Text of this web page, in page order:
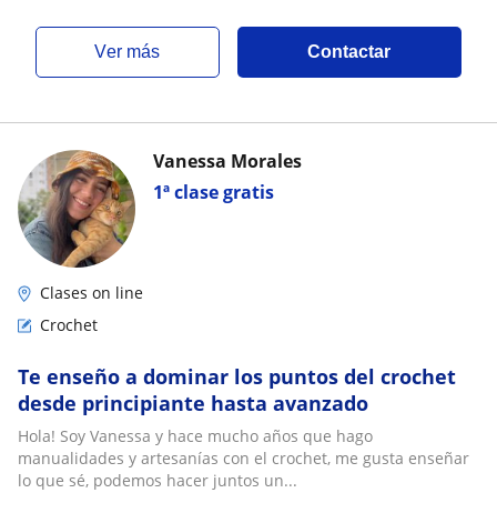
ver más Contactar
1ª clase gratis
Vanessa Morales
Clases on line
Crochet
Te enseño a dominar los puntos del crochet
desde principiante hasta avanzado
Hola! Soy Vanessa y hace mucho años que hago
manualidades y artesanías con el crochet, me gusta enseñar
lo que sé, podemos hacer juntos un...